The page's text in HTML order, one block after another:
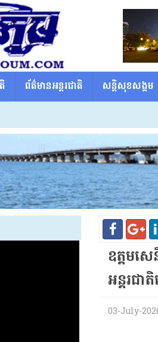
ព័ត៌មានអន្តរជាតិ សន្តិសុខសង្គម
ឧ​ត្ត​ម​ស
អន្តរជ
03-July-